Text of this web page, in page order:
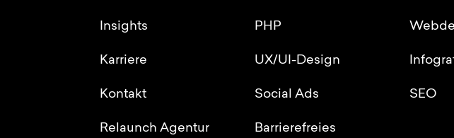
PHP
UX/UI-Design
Social Ads SEO
Barrierefreies
Insights
Karriere
Kontakt
Relaunch Agentur